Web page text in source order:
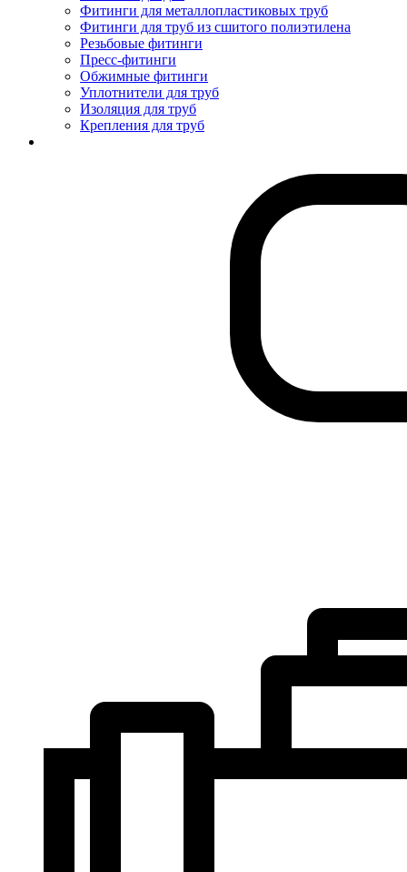
Фитинги для металлопластиковых труб
Фитинги для труб из сшитого полиэтилена
Резьбовые фитинги
Пресс-фитинги
Обжимные фитинги
Уплотнители для труб
Изоляция для труб
Крепления для труб